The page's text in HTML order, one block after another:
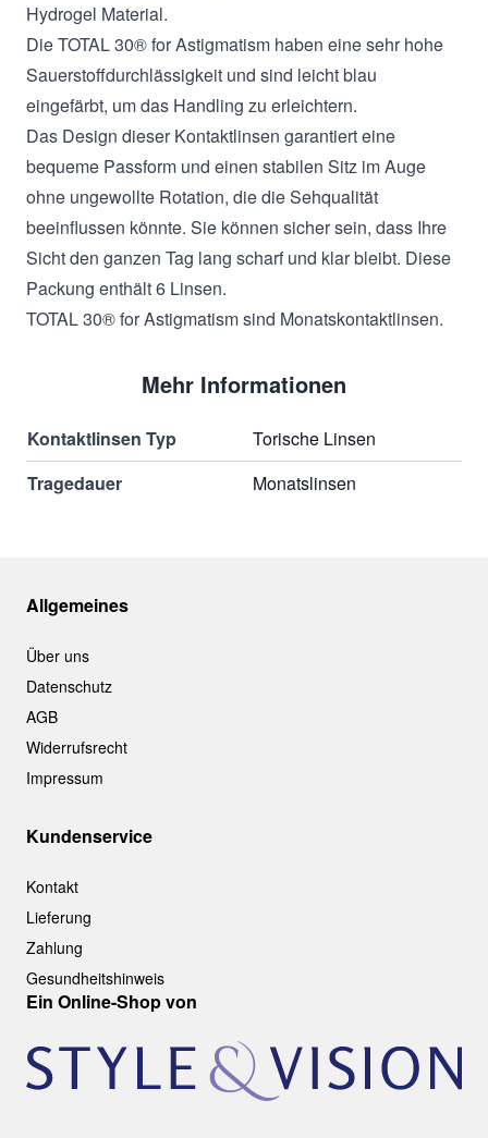
Hydrogel Material.
Die TOTAL 30® for Astigmatism haben eine sehr hohe
Sauerstoffdur­chlässigkeit und sind leicht blau
eingefärbt, um das Handling zu erleichtern.
Das Design dieser Kontaktlinsen garantiert eine
bequeme Passform und einen stabilen Sitz im Auge
ohne ungewollte Rotation, die die Sehqualität
beeinflussen könnte. Sie können sicher sein, dass Ihre
Sicht den ganzen Tag lang scharf und klar bleibt. Diese
Packung enthält 6 Linsen.
TOTAL 30® for Astigmatism sind Monatskontaktlin­sen.
Mehr Informationen
Kontaktlinsen Typ
Torische Linsen
Tragedauer
Monatslinsen
Allgemeines
Über uns
Datenschutz
AGB
Widerrufsrecht
Impressum
Kundenservice
Kontakt
Lieferung
Zahlung
Gesundheitshinweis
Ein Online-Shop von